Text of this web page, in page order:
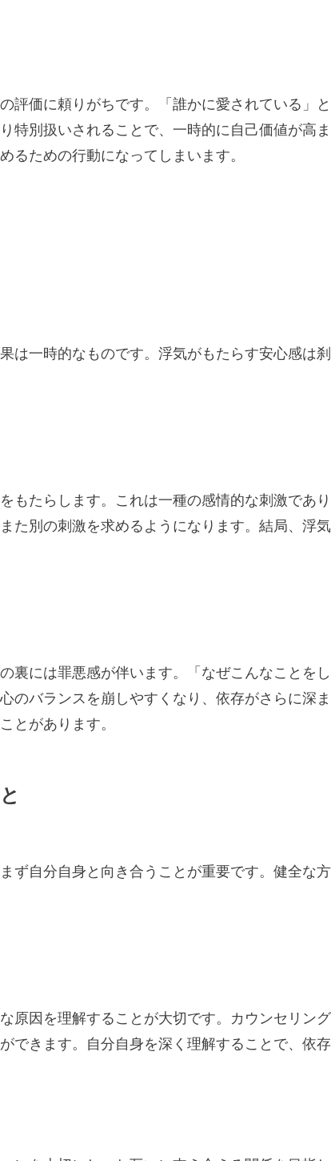
評価に頼りがちです。「誰かに愛されている」
特別扱いされることで、一時的に自己価値が高
るための行動になってしまいます。
は一時的なものです。浮気がもたらす安心感は
もたらします。これは一種の感情的な刺激であ
た別の刺激を求めるようになります。結局、浮
裏には罪悪感が伴います。「なぜこんなことを
のバランスを崩しやすくなり、依存がさらに深
とがあります。
ず自分自身と向き合うことが重要です。健全な
原因を理解することが大切です。カウンセリン
できます。自分自身を深く理解することで、依